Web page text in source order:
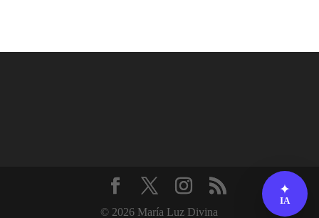
© 2026 María Luz Divina
✦
IA